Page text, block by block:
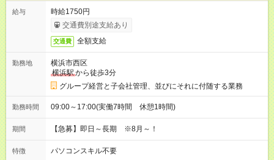
給与
時給1750円
交通費別途支給あり
交通費 全額支給
勤務地
横浜市西区
横浜駅から徒歩3分
グループ経営と子会社管理、並びにそれに付随する業務
勤務時間 09:00～17:00(実働7時間 休憩1時間)
期間 【急募】即日～長期 ※8月～！
特徴 パソコンスキル不要